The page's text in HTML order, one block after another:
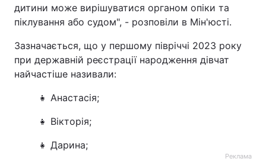
дитини може вирішуватися органом опіки та
піклування або судом", - розповіли в Мін'юсті.
Зазначається, що у першому півріччі 2023 року
при державній реєстрації народження дівчат
найчастіше називали:
👧 Анастасія;
👧 Вікторія;
👧 Дарина;
Реклама